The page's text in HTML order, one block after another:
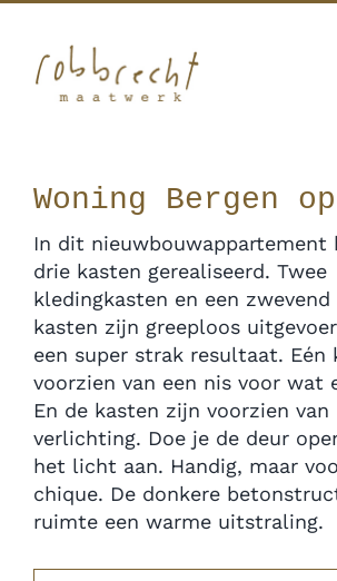
inhoud
010 341 12 20
Woning Bergen op
In dit nieuwbouwappartement
drie kasten gerealiseerd. Twee
kledingkasten en een
kasten zijn greeploos
een super strak resultaat. Eén
voorzien van een nis voor wat
En de kasten zijn voorzien van
verlichting. Doe je de deur
het licht aan. Handig, maar
chique. De donkere
ruimte een warme uitstraling.